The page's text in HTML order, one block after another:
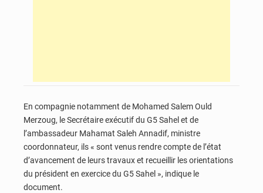
En compagnie notamment de Mohamed Salem Ould
Merzoug, le Secrétaire exécutif du G5 Sahel et de
l’ambassadeur Mahamat Saleh Annadif, ministre
coordonnateur, ils « sont venus rendre compte de l’état
d’avancement de leurs travaux et recueillir les orientations
du président en exercice du G5 Sahel », indique le
document.